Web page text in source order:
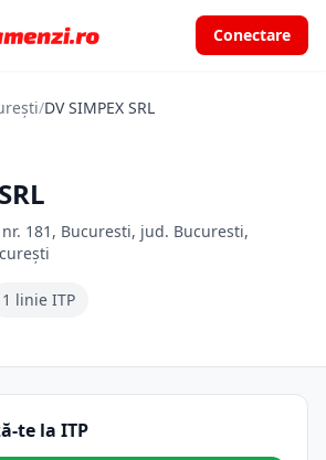
Conectare
/DV SIMPEX SRL
nr. 181, Bucuresti, jud. Bucuresti,
1 linie ITP
te la ITP